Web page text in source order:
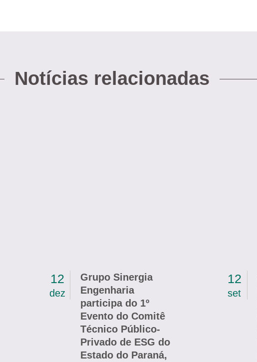
Notícias relacionadas
12
dez
Grupo Sinergia
Engenharia
participa do 1º
Evento do Comitê
Técnico Público-
Privado de ESG do
Estado do Paraná,
12
set